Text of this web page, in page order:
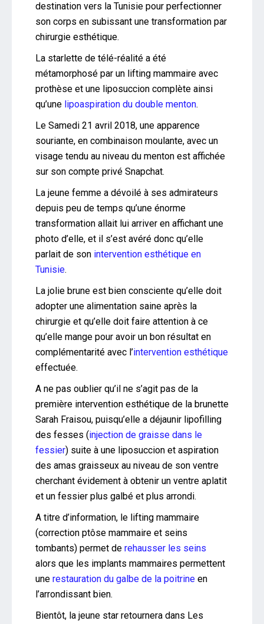
destination vers la Tunisie pour perfectionner
son corps en subissant une transformation par
chirurgie esthétique.
La starlette de télé-réalité a été
métamorphosé par un lifting mammaire avec
prothèse et une liposuccion complète ainsi
qu’une lipoaspiration du double menton.
Le Samedi 21 avril 2018, une apparence
souriante, en combinaison moulante, avec un
visage tendu au niveau du menton est affichée
sur son compte privé Snapchat.
La jeune femme a dévoilé à ses admirateurs
depuis peu de temps qu’une énorme
transformation allait lui arriver en affichant une
photo d’elle, et il s’est avéré donc qu’elle
parlait de son intervention esthétique en
Tunisie.
La jolie brune est bien consciente qu’elle doit
adopter une alimentation saine après la
chirurgie et qu’elle doit faire attention à ce
qu’elle mange pour avoir un bon résultat en
complémentarité avec l’intervention esthétique
effectuée.
A ne pas oublier qu’il ne s’agit pas de la
première intervention esthétique de la brunette
Sarah Fraisou, puisqu’elle a déjaunir lipofilling
des fesses (injection de graisse dans le
fessier) suite à une liposuccion et aspiration
des amas graisseux au niveau de son ventre
cherchant évidement à obtenir un ventre aplatit
et un fessier plus galbé et plus arrondi.
A titre d’information, le lifting mammaire
(correction ptôse mammaire et seins
tombants) permet de rehausser les seins
alors que les implants mammaires permettent
une restauration du galbe de la poitrine en
l’arrondissant bien.
Bientôt, la jeune star retournera dans Les